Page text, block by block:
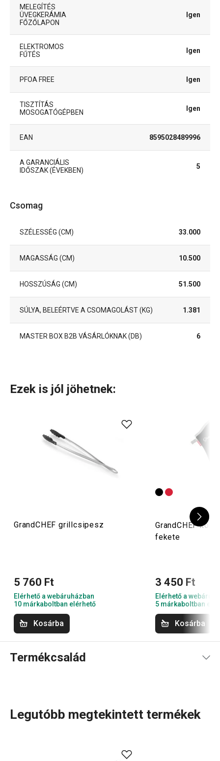
MELEGÍTÉS
ÜVEGKERÁMIA
FŐZŐLAPON
Igen
ELEKTROMOS
FŰTÉS
Igen
PFOA FREE Igen
TISZTÍTÁS
MOSOGATÓGÉPBEN
Igen
EAN 8595028489996
A GARANCIÁLIS
IDŐSZAK (ÉVEKBEN)
5
Csomag
SZÉLESSÉG (CM) 33.000
MAGASSÁG (CM) 10.500
HOSSZÚSÁG (CM) 51.500
SÚLYA, BELEÉRTVE A CSOMAGOLÁST (KG) 1.381
MASTER BOX B2B VÁSÁRLÓKNAK (DB) 6
Ezek is jól jöhetnek:
GrandCHEF grillcsipesz
5 760 Ft
Elérhető a webáruházban
10 márkaboltban elérhető
Kosárba
GrandCHEF
fekete
3 450 Ft
Elérhető a
5 márkaboltban
Kosárba
Termékcsalád
felülettel rendelkeznek, amely a csiszolatlan természetes
Legutóbb megtekintett termékek